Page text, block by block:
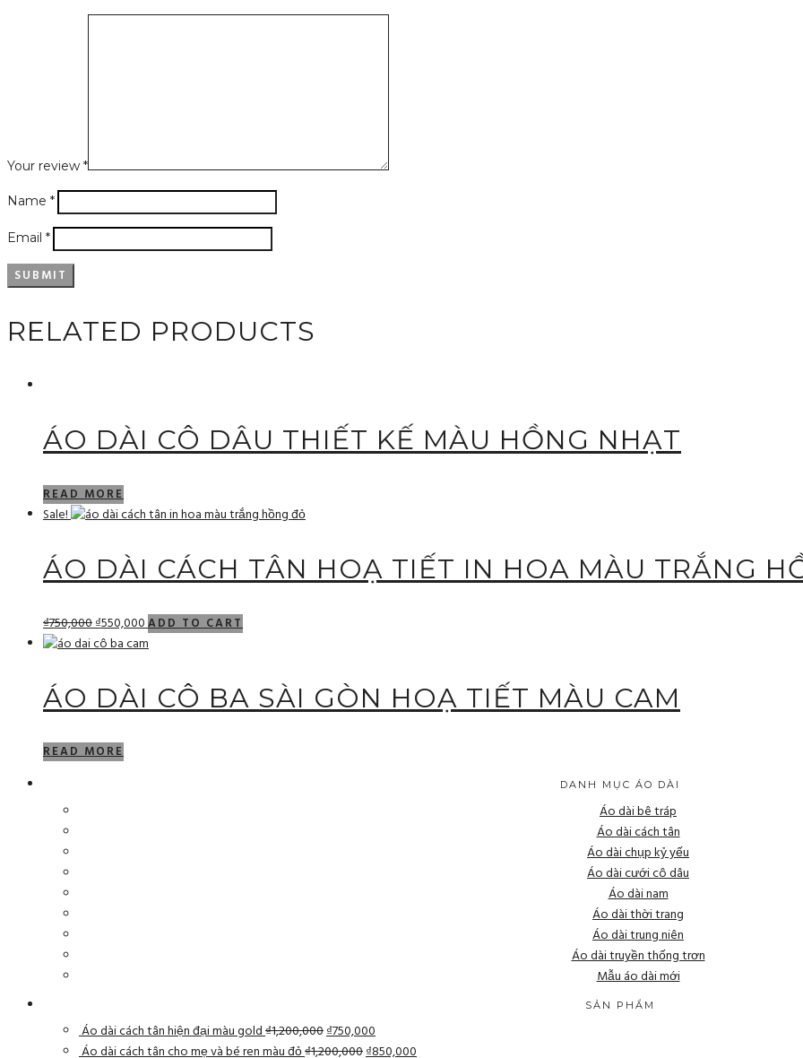
Your review *
Name *
Email *
RELATED PRODUCTS
ÁO DÀI CÔ DÂU THIẾT KẾ MÀU HỒNG NHẠT
READ MORE
Sale!
ÁO DÀI CÁCH TÂN HOẠ TIẾT IN HOA MÀU TRẮNG
₫750,000₫550,000ADD TO CART
ÁO DÀI CÔ BA SÀI GÒN HOẠ TIẾT MÀU CAM
READ MORE
DANH MỤC ÁO DÀI
Áo dài bê tráp
Áo dài cách tân
Áo dài chụp kỷ yếu
Áo dài cưới cô dâu
Áo dài nam
Áo dài thời trang
Áo dài trung niên
Áo dài truyền thống trơn
Mẫu áo dài mới
SẢN PHẨM
Áo dài cách tân hiện đại màu gold₫1,200,000₫750,000
Áo dài cách tân cho mẹ và bé ren màu đỏ₫1,200,000₫850,000